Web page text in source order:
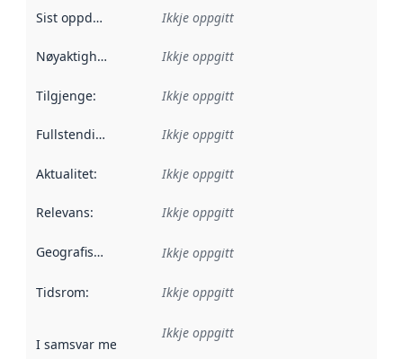
Sist oppdatert Ikkje oppgitt
Nøyaktigheit Ikkje oppgitt
Tilgjenge: Ikkje oppgitt
Fullstendigheit Ikkje oppgitt
Aktualitet: Ikkje oppgitt
Relevans: Ikkje oppgitt
Geografisk område Ikkje oppgitt
Tidsrom: Ikkje oppgitt
I samsvar med Referanse til ei implementeringsregel eller
Ikkje oppgitt